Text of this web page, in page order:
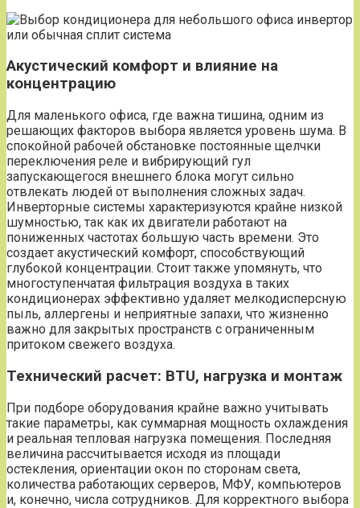
Акустический комфорт и влияние на
концентрацию
Для маленького офиса, где важна тишина, одним из
решающих факторов выбора является уровень шума. В
спокойной рабочей обстановке постоянные щелчки
переключения реле и вибрирующий гул
запускающегося внешнего блока могут сильно
отвлекать людей от выполнения сложных задач.
Инверторные системы характеризуются крайне низкой
шумностью, так как их двигатели работают на
пониженных частотах большую часть времени. Это
создает акустический комфорт, способствующий
глубокой концентрации. Стоит также упомянуть, что
многоступенчатая фильтрация воздуха в таких
кондиционерах эффективно удаляет мелкодисперсную
пыль, аллергены и неприятные запахи, что жизненно
важно для закрытых пространств с ограниченным
притоком свежего воздуха.
Технический расчет: BTU, нагрузка и монтаж
При подборе оборудования крайне важно учитывать
такие параметры, как суммарная мощность охлаждения
и реальная тепловая нагрузка помещения. Последняя
величина рассчитывается исходя из площади
остекления, ориентации окон по сторонам света,
количества работающих серверов, МФУ, компьютеров
и, конечно, числа сотрудников. Для корректного выбора